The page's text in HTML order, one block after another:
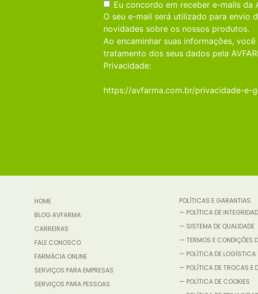
Consentimento(obrigatório)
Eu concordo em receber e-mails da
O seu e-mail será utilizado para envio
novidades sobre os nossos produtos.
Ao encaminhar suas informações,
tratamento dos seus dados pela
Privacidade:
https://avfarma.com.br/privacidade-
HOME
BLOG AVFARMA
CARREIRAS
FALE CONOSCO
FARMÁCIA ONLINE
SERVIÇOS PARA EMPRESAS
SERVIÇOS PARA PESSOAS
POLÍTICAS E GARANTIAS
— POLÍTICA DE
— SISTEMA DE QUALIDADE
— TERMOS E CONDIÇÕES
— POLÍTICA DE LOGÍSTICA
— POLÍTICA DE TROCAS E
— POLÍTICA DE COOKIES